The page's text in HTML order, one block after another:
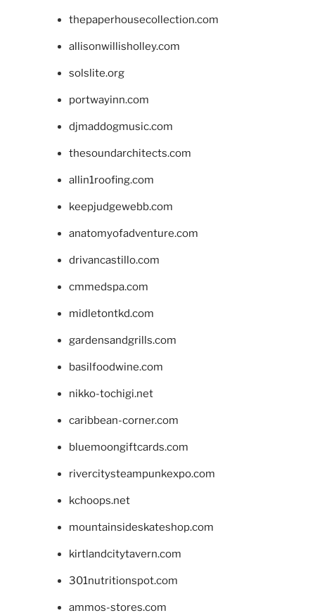
thepaperhousecollection.com
allisonwillisholley.com
solslite.org
portwayinn.com
djmaddogmusic.com
thesoundarchitects.com
allin1roofing.com
keepjudgewebb.com
anatomyofadventure.com
drivancastillo.com
cmmedspa.com
midletontkd.com
gardensandgrills.com
basilfoodwine.com
nikko-tochigi.net
caribbean-corner.com
bluemoongiftcards.com
rivercitysteampunkexpo.com
kchoops.net
mountainsideskateshop.com
kirtlandcitytavern.com
301nutritionspot.com
ammos-stores.com